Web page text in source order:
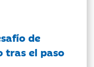
de
tras el paso